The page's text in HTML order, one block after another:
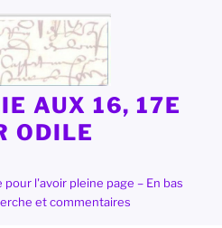
AUX 16, 17E
ODILE
l'avoir pleine page – En bas
et commentaires